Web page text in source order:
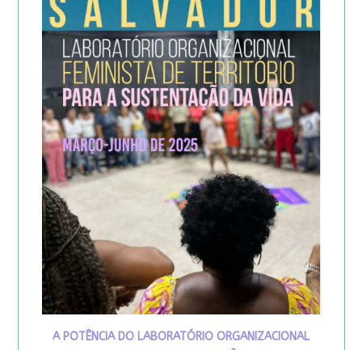
A POTÊNCIA DO LABORATÓRIO ORGANIZACIONAL